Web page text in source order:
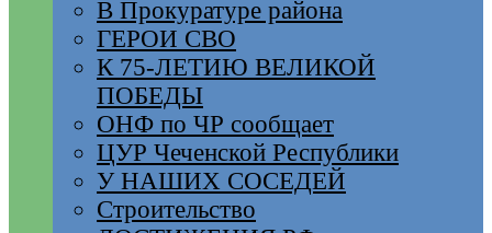
В Прокуратуре района
ГЕРОИ СВО
К 75-ЛЕТИЮ ВЕЛИКОЙ
ПОБЕДЫ
ОНФ по ЧР сообщает
ЦУР Чеченской Республики
У НАШИХ СОСЕДЕЙ
Строительство